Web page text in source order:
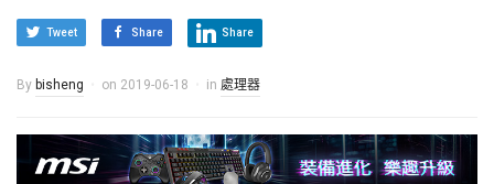
Tweet Share Share
By bisheng on 2019-06-18 in 處理器